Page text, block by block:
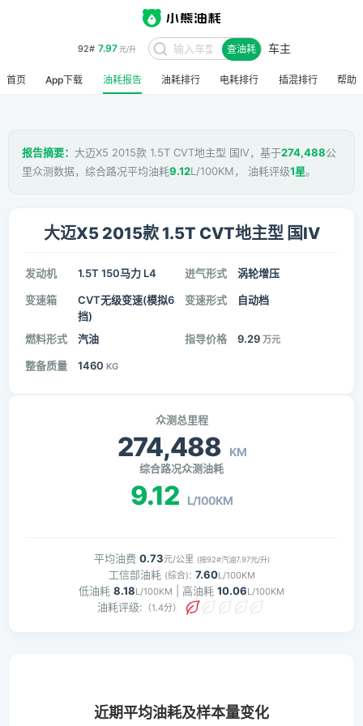
92# 7.97元/升 查油耗 车主
首页 App下载 油耗报告 油耗排行 电耗排行 插混排行 帮助
报告摘要： 大迈X5 2015款 1.5T CVT地主型 国IV，基于274,488公
里众测数据，综合路况平均油耗9.12L/100KM， 油耗评级1星。
大迈X5 2015款 1.5T CVT地主型 国IV
发动机 1.5T 150马力 L4 进气形式 涡轮增压
变速箱
CVT无级变速(模拟6
挡)
变速形式 自动档
燃料形式 汽油 指导价格 9.29 万元
整备质量 1460 KG
众测总里程
274,488 KM
综合路况众测油耗
9.12 L/100KM
平均油费 0.73元/公里 (按92#汽油7.97元/升)
工信部油耗 (综合): 7.60L/100KM
低油耗 8.18L/100KM | 高油耗 10.06L/100KM
油耗评级: （1.4分）